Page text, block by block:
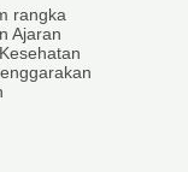
rangka
Ajaran